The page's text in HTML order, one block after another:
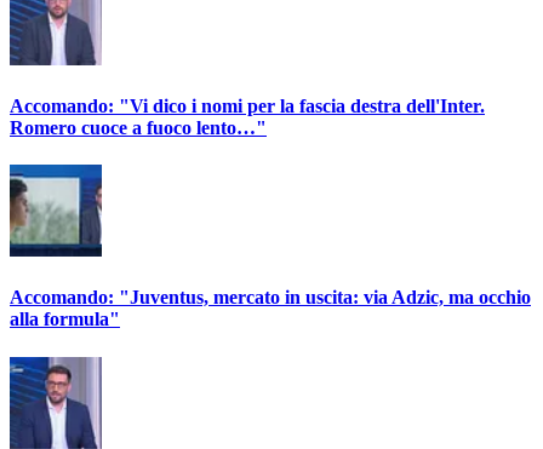
Accomando: "Vi dico i nomi per la fascia destra dell'Inter.
Romero cuoce a fuoco lento…"
Accomando: "Juventus, mercato in uscita: via Adzic, ma occhio
alla formula"